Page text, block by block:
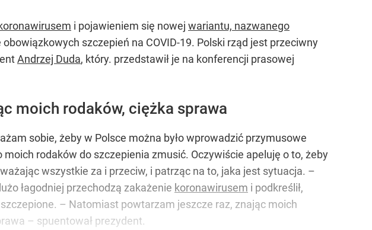
i pojawieniem się nowej wariantu, nazwanego
szczepień na COVID-19. Polski rząd jest przeciwny
Andrzej Duda, który. przedstawił je na konferencji prasowej
moich rodaków, ciężka sprawa
sobie, żeby w Polsce można było wprowadzić przymusowe
rodaków do szczepienia zmusić. Oczywiście apeluję o to, żeby
wszystkie za i przeciw, i patrząc na to, jaka jest sytuacja. –
łagodniej przechodzą zakażenie koronawirusem i podkreślił,
– Natomiast powtarzam jeszcze raz, znając moich
– spuentował prezydent.